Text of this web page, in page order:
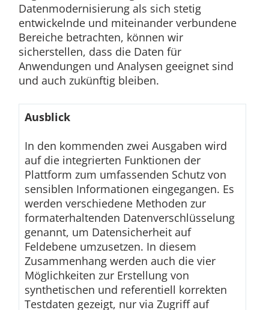
Datenmodernisierung als sich stetig
entwickelnde und miteinander verbundene
Bereiche betrachten, können wir
sicherstellen, dass die Daten für
Anwendungen und Analysen geeignet sind
und auch zukünftig bleiben.
Ausblick
In den kommenden zwei Ausgaben wird
auf die integrierten Funktionen der
Plattform zum umfassenden Schutz von
sensiblen Informationen eingegangen. Es
werden verschiedene Methoden zur
formaterhaltenden Datenverschlüsselung
genannt, um Datensicherheit auf
Feldebene umzusetzen. In diesem
Zusammenhang werden auch die vier
Möglichkeiten zur Erstellung von
synthetischen und referentiell korrekten
Testdaten gezeigt, nur via Zugriff auf